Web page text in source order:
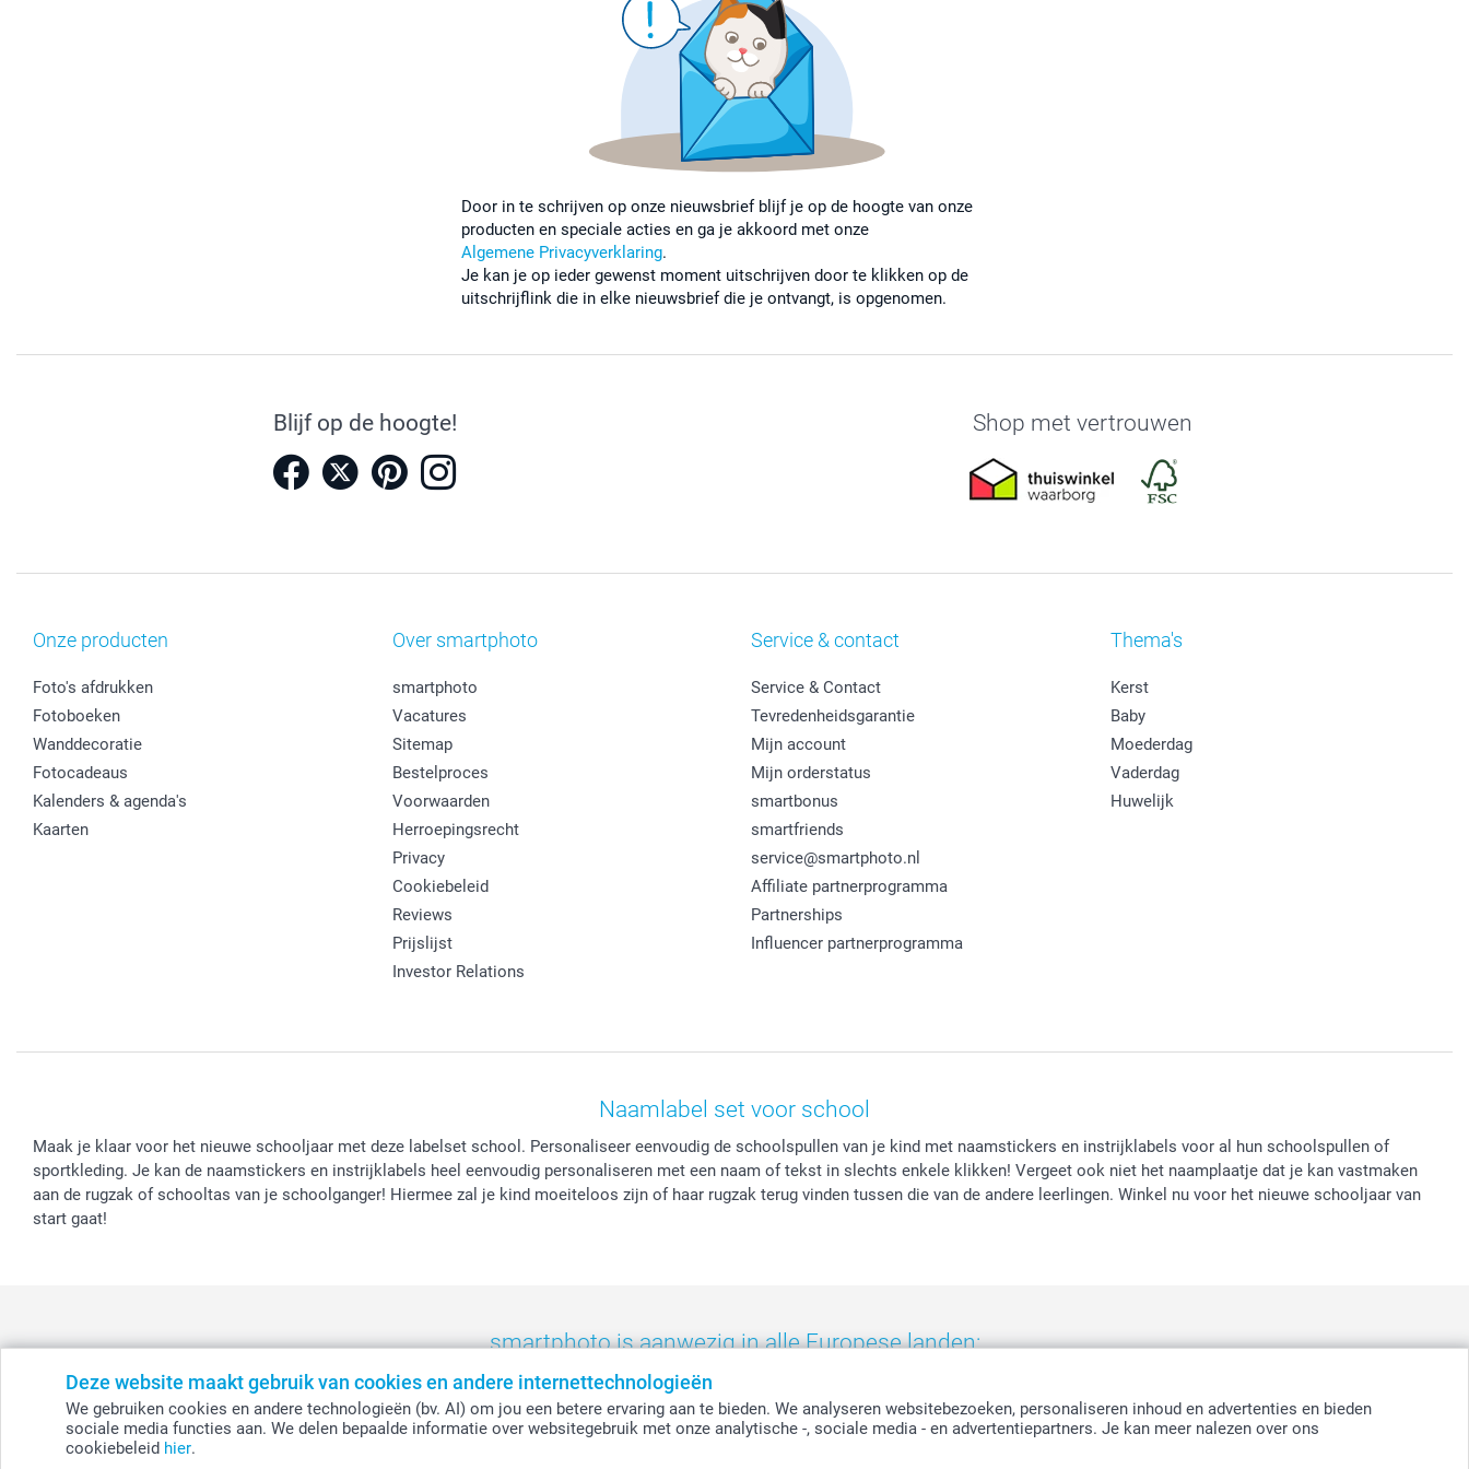
Deze website maakt gebruik van cookies en andere internettechnologieën
We gebruiken cookies en andere technologieën (bv. AI) om jou een betere ervaring aan te bieden. We analyseren websitebezoeken, personaliseren inhoud en advertenties en bieden
sociale media functies aan. We delen bepaalde informatie over websitegebruik met onze analytische -, sociale media - en advertentiepartners. Je kan meer nalezen over ons
cookiebeleid hier.
Door in te schrijven op onze nieuwsbrief blijf je op de hoogte van onze
producten en speciale acties en ga je akkoord met onze
Algemene Privacyverklaring.
Je kan je op ieder gewenst moment uitschrijven door te klikken op de
uitschrijflink die in elke nieuwsbrief die je ontvangt, is opgenomen.
Blijf op de hoogte! Shop met vertrouwen
Onze producten
Foto's afdrukken
Fotoboeken
Wanddecoratie
Fotocadeaus
Kalenders & agenda's
Kaarten
Over smartphoto
smartphoto
Vacatures
Sitemap
Bestelproces
Voorwaarden
Herroepingsrecht
Privacy
Cookiebeleid
Reviews
Prijslijst
Investor Relations
Service & contact
Service & Contact
Tevredenheidsgarantie
Mijn account
Mijn orderstatus
smartbonus
smartfriends
service@smartphoto.nl
Affiliate partnerprogramma
Partnerships
Influencer partnerprogramma
Thema's
Kerst
Baby
Moederdag
Vaderdag
Huwelijk
Naamlabel set voor school
Maak je klaar voor het nieuwe schooljaar met deze labelset school. Personaliseer eenvoudig de schoolspullen van je kind met naamstickers en instrijklabels voor al hun schoolspullen of
sportkleding. Je kan de naamstickers en instrijklabels heel eenvoudig personaliseren met een naam of tekst in slechts enkele klikken! Vergeet ook niet het naamplaatje dat je kan vastmaken
aan de rugzak of schooltas van je schoolganger! Hiermee zal je kind moeiteloos zijn of haar rugzak terug vinden tussen die van de andere leerlingen. Winkel nu voor het nieuwe schooljaar van
start gaat!
smartphoto is aanwezig in alle Europese landen:
België - Belgique - Danmark - Deutschland - France - Ireland - Nederland - Norge - Österreich